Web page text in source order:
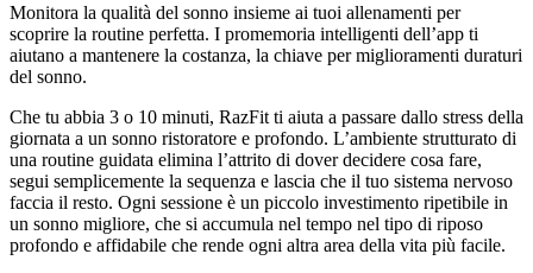
Monitora la qualità del sonno insieme ai tuoi allenamenti per
scoprire la routine perfetta. I promemoria intelligenti dell’app ti
aiutano a mantenere la costanza, la chiave per miglioramenti duraturi
del sonno.
Che tu abbia 3 o 10 minuti, RazFit ti aiuta a passare dallo stress della
giornata a un sonno ristoratore e profondo. L’ambiente strutturato di
una routine guidata elimina l’attrito di dover decidere cosa fare,
segui semplicemente la sequenza e lascia che il tuo sistema nervoso
faccia il resto. Ogni sessione è un piccolo investimento ripetibile in
un sonno migliore, che si accumula nel tempo nel tipo di riposo
profondo e affidabile che rende ogni altra area della vita più facile.